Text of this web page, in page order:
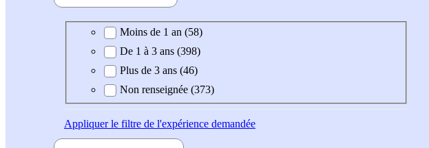
Expérience demandée
Moins de 1 an (58)
De 1 à 3 ans (398)
Plus de 3 ans (46)
Non renseignée (373)
Appliquerle filtre de l'expérience demandée